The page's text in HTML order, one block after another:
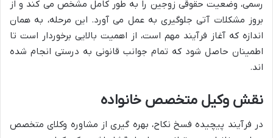
رسمی، وضعیت حقوقی زوجین را به طور کامل مشخص می کند و از
بروز مشکلات آتی جلوگیری به عمل می آورد. این مرحله، به همان
اندازه که آغاز فرآیند مهم است، از اهمیت بالایی برخوردار است تا
اطمینان حاصل شود که تمام جوانب قانونی به درستی انجام شده
اند.
نقش وکیل متخصص خانواده
در فرآیند پیچیده فسخ نکاح، بهره گیری از مشاوره وکلای متخصص